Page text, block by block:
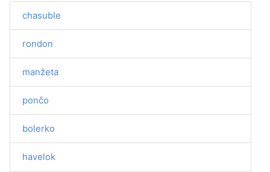
chasuble
rondon
manžeta
pončo
bolerko
havelok